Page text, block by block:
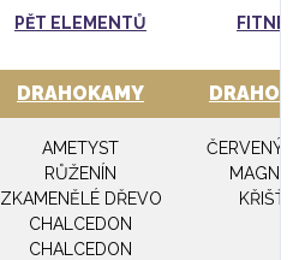
PĚT ELEMENTŮ
DRAHOKAMY
AMETYST
RŮŽENÍN
ZKAMENĚLÉ DŘEVO
CHALCEDON
CHALCEDON
ČERVENÝ
KŘIŠŤÁL